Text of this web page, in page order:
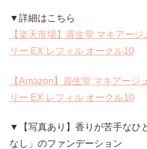
▼詳細はこちら
【楽天市場】資生堂 マキアー
リー EX レフィル オークル10
【Amazon】資生堂 マキアージ
リー EX レフィル オークル10
▼【写真あり】香りが苦手なひ
なし」のファンデーション